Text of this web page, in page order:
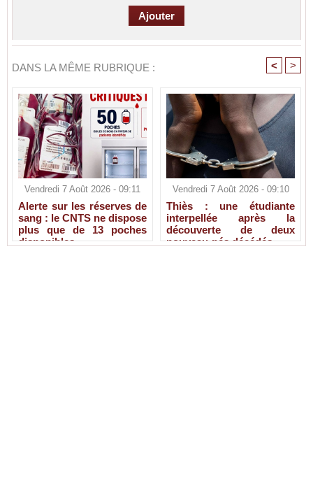
DANS LA MÊME RUBRIQUE : < >
Vendredi 7 Août 2026 - 09:11
Alerte sur les réserves de
sang : le CNTS ne dispose
plus que de 13 poches
disponibles
Vendredi 7 Août 2026 - 09:10
Thiès : une étudiante
interpellée après la
découverte de deux
nouveau-nés décédés